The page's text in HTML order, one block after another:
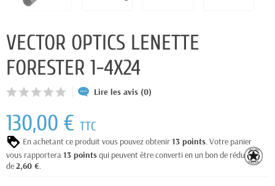
VECTOR OPTICS LENETTE
FORESTER 1-4X24
Lire les avis (0)
130,00 € TTC
En achetant ce produit vous pouvez obtenir13 points. Votre panier
vous rapportera13 pointsqui peuvent être converti en un bon de réduction
de2,60 €.